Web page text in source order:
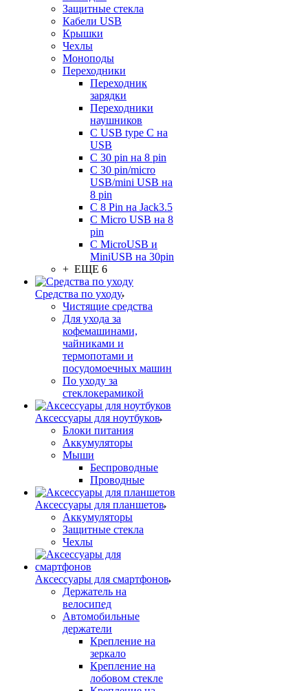
Защитные стекла
Кабели USB
Крышки
Чехлы
Моноподы
Переходники
Переходник
зарядки
Переходники
наушников
С USB type C на
USB
С 30 pin на 8 pin
С 30 pin/micro
USB/mini USB на
8 pin
С 8 Pin на Jack3.5
С Micro USB на 8
pin
С MicroUSB и
MiniUSB на 30pin
+ ЕЩЕ 6
Средства по уходу
Чистящие средства
Для ухода за
кофемашинами,
чайниками и
термопотами и
посудомоечных машин
По уходу за
стеклокерамикой
Аксессуары для ноутбуков
Блоки питания
Аккумуляторы
Мыши
Беспроводные
Проводные
Аксессуары для планшетов
Аккумуляторы
Защитные стекла
Чехлы
Аксессуары для смартфонов
Держатель на
велосипед
Автомобильные
держатели
Крепление на
зеркало
Крепление на
лобовом стекле